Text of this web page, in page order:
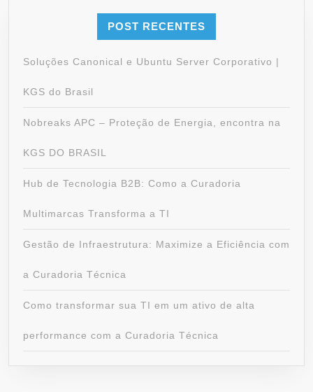
POST RECENTES
Soluções Canonical e Ubuntu Server Corporativo |
KGS do Brasil
Nobreaks APC – Proteção de Energia, encontra na
KGS DO BRASIL
Hub de Tecnologia B2B: Como a Curadoria
Multimarcas Transforma a TI
Gestão de Infraestrutura: Maximize a Eficiência com
a Curadoria Técnica
Como transformar sua TI em um ativo de alta
performance com a Curadoria Técnica